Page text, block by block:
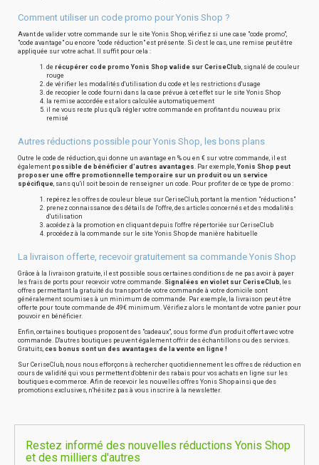
Comment utiliser un code promo pour Yonis Shop ?
Avant de valider votre commande sur le site Yonis Shop, vérifiez si une case "code promo",
"code avantage" ou encore "code réduction" est présente. Si c'est le cas, une remise peut être
appliquée sur votre achat. Il suffit pour cela :
de récupérer code promo Yonis Shop valide sur CeriseClub, signalé de couleur
rouge
de vérifier les modalités d'utilisation du code et les restrictions d'usage
de recopier le code fourni dans la case prévue à cet effet sur le site Yonis Shop
la remise accordée est alors calculée automatiquement
il ne vous reste plus qu'à régler votre commande en profitant du nouveau prix
remisé
Autres réductions possible pour Yonis Shop, les bons plans
Outre le code de réduction, qui donne un avantage en % ou en € sur votre commande, il est
également possible de bénéficier d'autres avantages. Par exemple,Yonis Shop peut
proposer une offre promotionnelle temporaire sur un produit ou un service
spécifique, sans qu'il soit besoin de renseigner un code. Pour profiter de ce type de promo :
repérez les offres de couleur bleue sur CeriseClub, portant la mention "réductions"
prenez connaissance des détails de l'offre, des articles concernés et des modalités
d'utilisation
accédez à la promotion en cliquant depuis l'offre répertoriée sur CeriseClub
procédez à la commande sur le site Yonis Shop de manière habituelle
La livraison offerte, recevoir gratuitement sa commande Yonis Shop
Grâce à la livraison gratuite, il est possible sous certaines conditions de ne pas avoir à payer
les frais de ports pour recevoir votre commande. Signalées en violet sur CeriseClub, les
offres permettant la gratuité du transport de votre commande à votre domicile sont
généralement soumises à un minimum de commande. Par exemple, la livraison peut être
offerte pour toute commande de 49€ minimum. Vérifiez alors le montant de votre panier pour
pouvoir en bénéficier.
Enfin, certaines boutiques proposent des "cadeaux", sous forme d'un produit offert avec votre
commande. D'autres boutiques peuvent également offrir des échantillons ou des services.
Gratuits, ces bonus sont un des avantages de la vente en ligne !
Sur CeriseClub, nous nous efforçons à rechercher quotidiennement les offres de réduction en
cours de validité qui vous permettent d'obtenir des rabais pour vos achats en ligne sur les
boutiques e-commerce. Afin de recevoir les nouvelles offres Yonis Shop ainsi que des
promotions exclusives, n'hésitez pas à vous inscrire à la newsletter.
Restez informé des nouvelles réductions Yonis Shop
et des milliers d'autres